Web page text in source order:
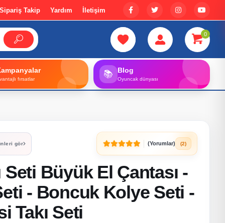
Sipariş Takip Yardım İletişim
0
fırsatlar 📚 Blog
Oyuncak dünyası
gör (Yorumlar) (2)
Seti Büyük El Çantası -
- Boncuk Kolye Seti -
Takı Seti